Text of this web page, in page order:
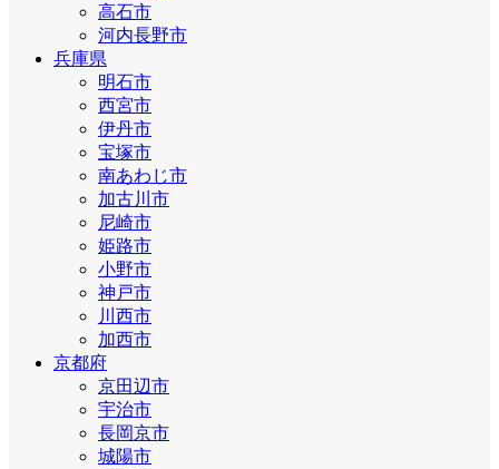
高石市
河内長野市
兵庫県
明石市
西宮市
伊丹市
宝塚市
南あわじ市
加古川市
尼崎市
姫路市
小野市
神戸市
川西市
加西市
京都府
京田辺市
宇治市
長岡京市
城陽市